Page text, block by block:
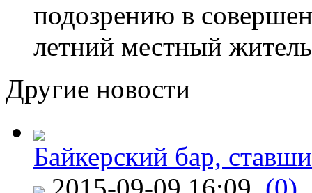
подозрению в
летний местный
Другие новости
Байкерский бар,